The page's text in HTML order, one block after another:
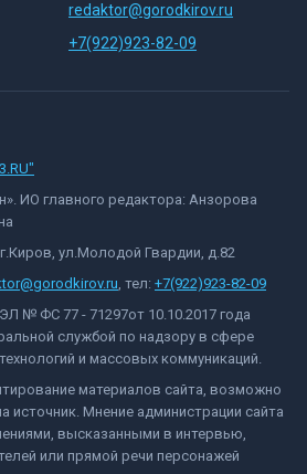
redaktor@gorodkirov.ru
+7(922)923-82-09
ИО главного редактора: Анзорова
ул.Молодой Гвардии, д.82
, тел: +7(922)923-82-09
№ ФС 77 - 71297от 10.10.2017 года
службой по надзору в сфере
и массовых коммуникаций.
материалов сайта, возможно
источник. Мнение администрации сайта
высказанными в интервью,
или прямой речи персонажей